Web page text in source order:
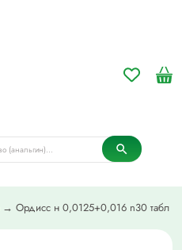
→ Ордисс н 0,0125+0,016 n30 табл